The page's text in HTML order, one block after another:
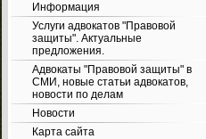
Информация
Услуги адвокатов "Правовой
защиты". Актуальные
предложения.
Адвокаты "Правовой защиты" в
СМИ, новые статьи адвокатов,
новости по делам
Новости
Карта сайта